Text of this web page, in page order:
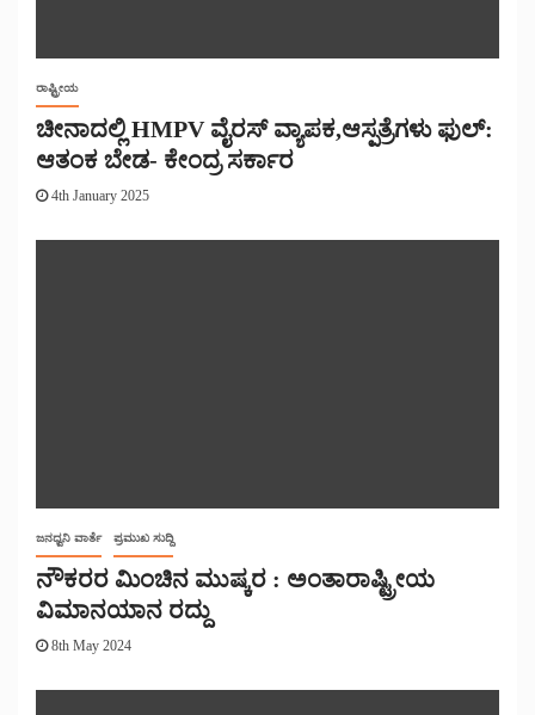
ರಾಷ್ಟ್ರೀಯ
ಚೀನಾದಲ್ಲಿ HMPV ವೈರಸ್ ವ್ಯಾಪಕ,ಆಸ್ಪತ್ರೆಗಳು ಫುಲ್:
ಆತಂಕ ಬೇಡ- ಕೇಂದ್ರ ಸರ್ಕಾರ
4th January 2025
ಜನಧ್ವನಿ ವಾರ್ತೆ ಪ್ರಮುಖ ಸುದ್ದಿ
ನೌಕರರ ಮಿಂಚಿನ ಮುಷ್ಕರ : ಅಂತಾರಾಷ್ಟ್ರೀಯ
ವಿಮಾನಯಾನ ರದ್ದು
8th May 2024